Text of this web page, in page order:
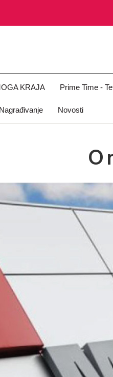
KRAJA Prime Time -
Nagrađivanje Novosti
O